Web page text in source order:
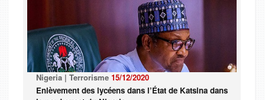
Nigeria | Terrorisme 15/12/2020
Enlèvement des lycéens dans l’État de Katsina dans